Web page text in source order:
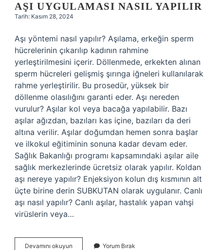
AŞI UYGULAMASI NASIL YAPILIR
Tarih: Kasım 28, 2024
Aşı yöntemi nasıl yapılır? Aşılama, erkeğin sperm
hücrelerinin çıkarılıp kadının rahmine
yerleştirilmesini içerir. Döllenmede, erkekten alınan
sperm hücreleri gelişmiş şırınga iğneleri kullanılarak
rahme yerleştirilir. Bu prosedür, yüksek bir
döllenme olasılığını garanti eder. Aşı nereden
vurulur? Aşılar kol veya bacağa yapılabilir. Bazı
aşılar ağızdan, bazıları kas içine, bazıları da deri
altına verilir. Aşılar doğumdan hemen sonra başlar
ve ilkokul eğitiminin sonuna kadar devam eder.
Sağlık Bakanlığı programı kapsamındaki aşılar aile
sağlık merkezlerinde ücretsiz olarak yapılır. Koldan
aşı nereye yapılır? Enjeksiyon kolun dış kısmının alt
üçte birine derin SUBKUTAN olarak uygulanır. Canlı
aşı nasıl yapılır? Canlı aşılar, hastalık yapan vahşi
virüslerin veya…
Devamını okuyun Yorum Bırak